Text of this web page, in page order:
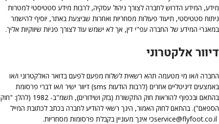
מידע, המידע הדרוש לחברה לצורך ניהול עסקיה, לרבות מידע סטטיסטי למטרות
ניתוח סטטיסטי, תיעוד פעולות מסחריות ואחרות שביצעת באתר, יוסיף להישמר
במאגרי המידע של החברה עפ"י דין, אך לא ישמש עוד לצורך פניות שיווקיות אליך.
דיוור אלקטרוני
החברה ו/או מי מטעמה תהא רשאית לשלוח מפעם לפעם בדואר האלקטרוני ו/או
באמצעים דיגיטליים אחרים (לרבות הודעות sms) דיוור ישיר ו/או דברי פרסומת
בהתאם ובכפוף להוראות חוק התקשורת (בזק ושידורים), תשמ"ב- 1982 (להלן: "חוק
הספאם"). בהתאם לחוק האמור, הינך רשאי להודיע לחברה בכתב לכתובת המייל
service@flyfoot.co.ilכי אינך מעוניין בקבלת פרסומות מסחריות.